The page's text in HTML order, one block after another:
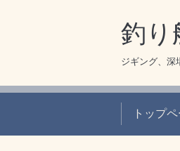
釣り
ジギング、深
トップ